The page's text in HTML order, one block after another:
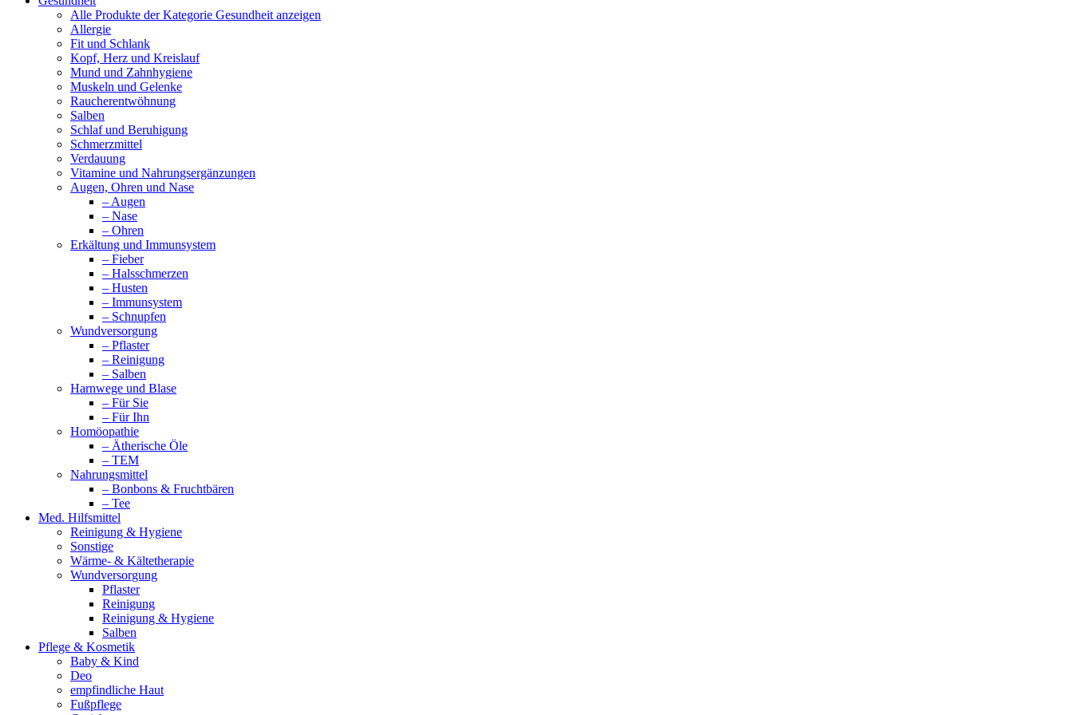
Alle Produkte der Kategorie Gesundheit anzeigen
Allergie
Fit und Schlank
Kopf, Herz und Kreislauf
Mund und Zahnhygiene
Muskeln und Gelenke
Raucherentwöhnung
Salben
Schlaf und Beruhigung
Schmerzmittel
Verdauung
Vitamine und Nahrungsergänzungen
Augen, Ohren und Nase
– Augen
– Nase
– Ohren
Erkältung und Immunsystem
– Fieber
– Halsschmerzen
– Husten
– Immunsystem
– Schnupfen
Wundversorgung
– Pflaster
– Reinigung
– Salben
Harnwege und Blase
– Für Sie
– Für Ihn
Homöopathie
– Ätherische Öle
– TEM
Nahrungsmittel
– Bonbons & Fruchtbären
– Tee
Med. Hilfsmittel
Reinigung & Hygiene
Sonstige
Wärme- & Kältetherapie
Wundversorgung
Pflaster
Reinigung
Reinigung & Hygiene
Salben
Pflege & Kosmetik
Baby & Kind
Deo
empfindliche Haut
Fußpflege